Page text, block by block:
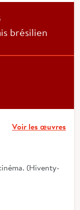
brésilien
Voir les œuvres
(Hiventy-